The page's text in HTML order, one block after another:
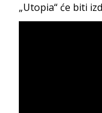
„Utopia“ će biti